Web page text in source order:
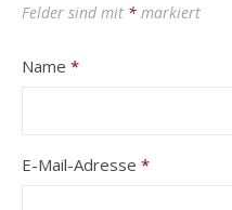
Felder sind mit * markiert
Name *
E-Mail-Adresse *